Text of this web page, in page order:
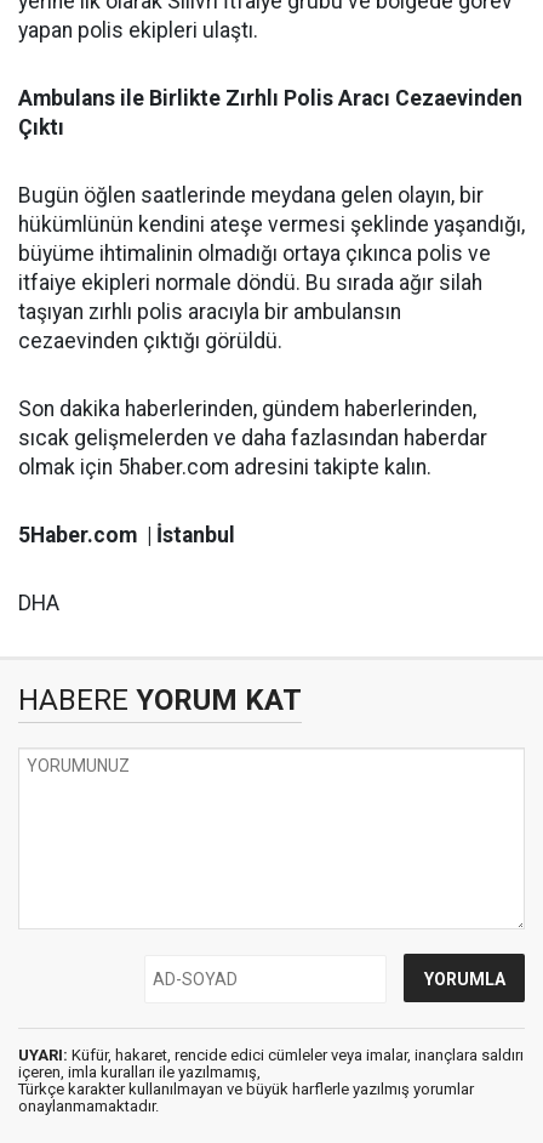
yapan polis ekipleri ulaştı.
Ambulans ile Birlikte Zırhlı Polis Aracı Cezaevinden
Çıktı
Bugün öğlen saatlerinde meydana gelen olayın, bir
hükümlünün kendini ateşe vermesi şeklinde yaşandığı,
büyüme ihtimalinin olmadığı ortaya çıkınca polis ve
itfaiye ekipleri normale döndü. Bu sırada ağır silah
taşıyan zırhlı polis aracıyla bir ambulansın
cezaevinden çıktığı görüldü.
Son dakika haberlerinden, gündem haberlerinden,
sıcak gelişmelerden ve daha fazlasından haberdar
olmak için 5haber.com adresini takipte kalın.
5Haber.com | İstanbul
DHA
HABERE YORUM KAT
UYARI: Küfür, hakaret, rencide edici cümleler veya imalar, inançlara saldırı
içeren, imla kuralları ile yazılmamış,
Türkçe karakter kullanılmayan ve büyük harflerle yazılmış yorumlar
onaylanmamaktadır.